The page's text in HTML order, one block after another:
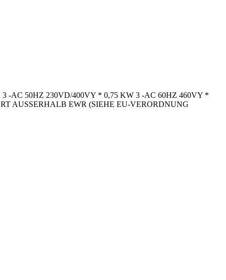
-AC 50HZ 230VD/400VY * 0,75 KW 3 -AC 60HZ 460VY *
AUSSERHALB EWR (SIEHE EU-VERORDNUNG